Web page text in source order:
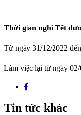
Thời gian nghỉ Tết
Từ ngày 31/12/2022
Làm việc lại từ ngày 02/
Tin tức khác